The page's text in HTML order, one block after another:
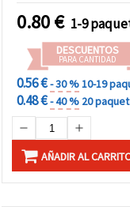
1 mm – Pack 5
0.80€ 1-9
DESCUENTOS
PARA CANTIDAD
0.56 €- 30 %10-19
0.48 €- 40 % 20
AÑADIR AL